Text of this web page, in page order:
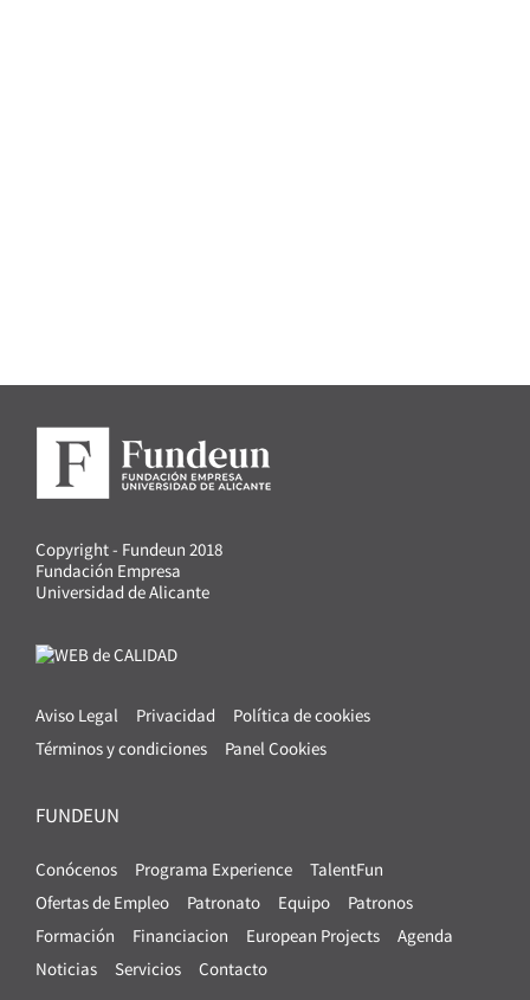
Copyright - Fundeun 2018
Fundación Empresa
Universidad de Alicante
Aviso Legal Privacidad
Política de cookies
Términos y condiciones
Panel Cookies
FUNDEUN
Conócenos Programa Experience
TalentFun
Ofertas de Empleo
Patronato Equipo
Patronos
Formación
Financiacion European Projects
Agenda
Noticias
Servicios Contacto